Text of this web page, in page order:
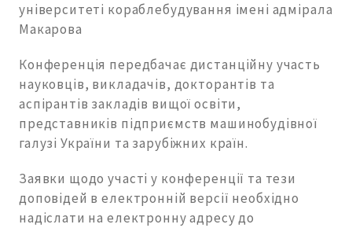
університеті кораблебудування імені адмірала
Макарова
Конференція передбачає дистанційну участь
науковців, викладачів, докторантів та
аспірантів закладів вищої освіти,
представників підприємств машинобудівної
галузі України та зарубіжних країн.
Заявки щодо участі у конференції та тези
доповідей в електронній версії необхідно
надіслати на електронну адресу до